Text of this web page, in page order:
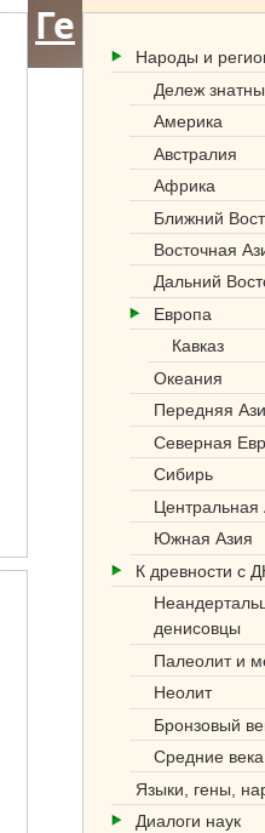
Народы и
Дележ
Америка
Австралия
Африка
Ближний
Восточная
Дальний
Европа
Кавказ
Океания
Передняя
Северная
Сибирь
Центральная
Южная Азия
К древности с
денисовцы
Палеолит и
Неолит
Бронзовый
Средние века
Языки, гены,
Диалоги наук
Ге
но